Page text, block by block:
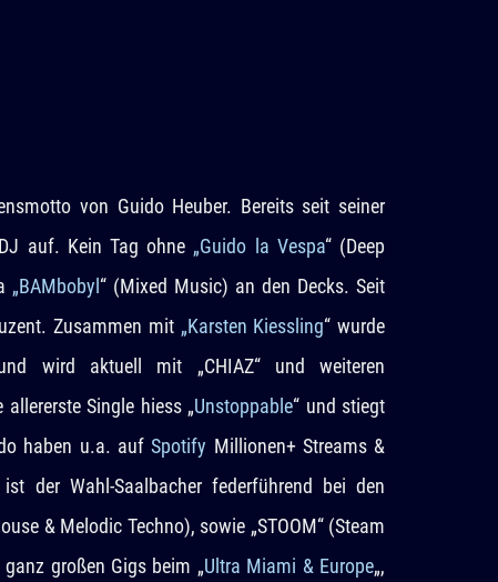
von Guido Heuber. Bereits seit seiner
auf. Kein Tag ohne „Guido la Vespa“ (Deep
„BAMbobyl “ (Mixed Music) an den Decks. Seit
Zusammen mit „Karsten Kiessling“ wurde
wird aktuell mit „CHIAZ“ und weiteren
Single hiess „Unstoppable“ und stiegt
haben u.a. aufSpotify Millionen+ Streams &
der Wahl-Saalbacher federführend bei den
& Melodic Techno), sowie „STOOM“ (Steam
großen Gigs beim „Ultra Miami & Europe„,